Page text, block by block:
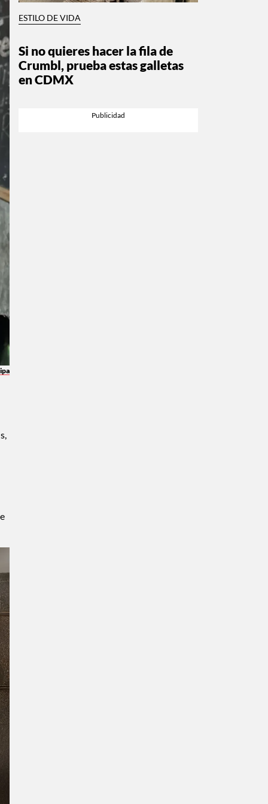
ESTILO DE VIDA
Si no quieres hacer la fila de
Crumbl, prueba estas galletas
en CDMX